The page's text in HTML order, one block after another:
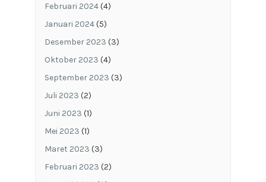
Februari 2024(4)
Januari 2024(5)
Desember 2023 (3)
Oktober 2023 (4)
September 2023 (3)
Juli 2023 (2)
Juni 2023 (1)
Mei 2023 (1)
Maret 2023 (3)
Februari 2023 (2)